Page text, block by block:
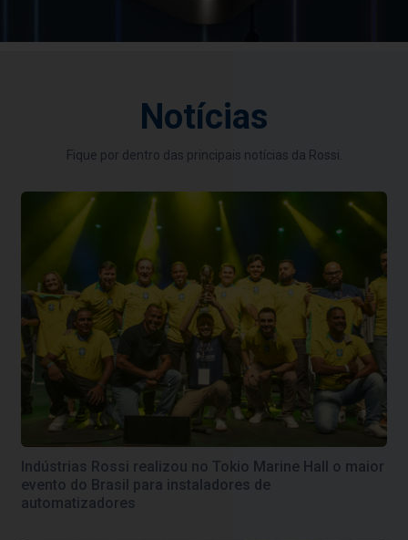
Notícias
Fique por dentro das principais notícias da Rossi.
Indústrias Rossi realizou no Tokio Marine Hall o maior
evento do Brasil para instaladores de
automatizadores